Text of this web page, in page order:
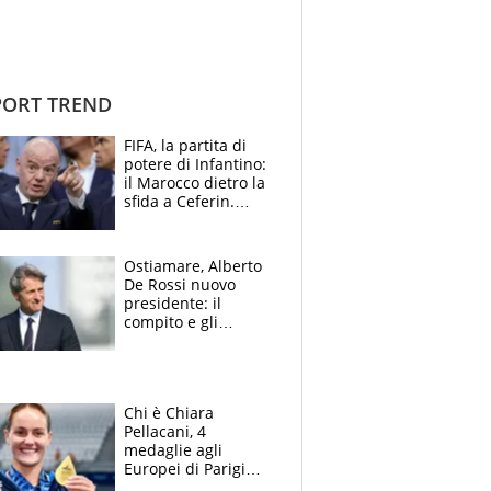
TREND
FIFA, la partita di
potere di Infantino:
il Marocco dietro la
sfida a Ceferin.
squadre, l’ira di Figo
Ostiamare, Alberto
De Rossi nuovo
presidente: il
compito e gli
Chi è Chiara
Pellacani, 4
medaglie agli
Europei di Parigi